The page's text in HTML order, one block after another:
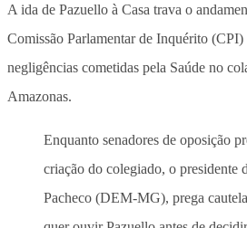
A ida de Pazuello à Casa trava o
Comissão Parlamentar de Inquérito (CPI)
negligências cometidas pela Saúde no
Amazonas.
Enquanto senadores de oposição
criação do colegiado, o presidente
Pacheco (DEM-MG), prega